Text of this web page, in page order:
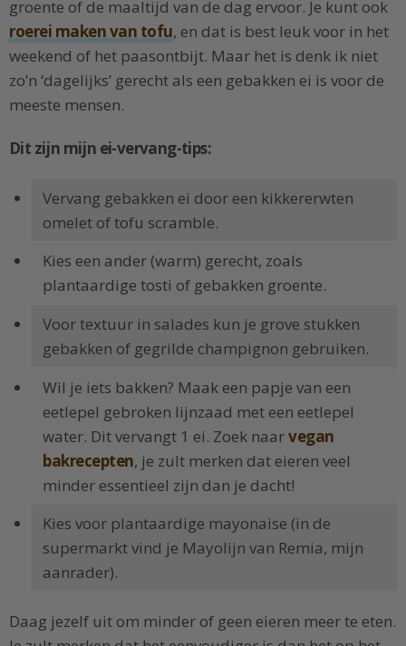
groente of de maaltijd van de dag ervoor. Je kunt ook
roerei maken van tofu, en dat is best leuk voor in het
weekend of het paasontbijt. Maar het is denk ik niet
zo’n ‘dagelijks’ gerecht als een gebakken ei is voor de
meeste mensen.
Dit zijn mijn ei-vervang-tips:
Vervang gebakken ei door een kikkererwten
omelet of tofu scramble.
Kies een ander (warm) gerecht, zoals
plantaardige tosti of gebakken groente.
Voor textuur in salades kun je grove stukken
gebakken of gegrilde champignon gebruiken.
Wil je iets bakken? Maak een papje van een
eetlepel gebroken lijnzaad met een eetlepel
water. Dit vervangt 1 ei. Zoek naarvegan
bakrecepten, je zult merken dat eieren veel
minder essentieel zijn dan je dacht!
Kies voor plantaardige mayonaise (in de
supermarkt vind je Mayolijn van Remia, mijn
aanrader).
Daag jezelf uit om minder of geen eieren meer te eten.